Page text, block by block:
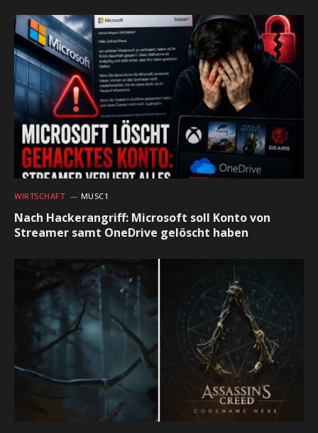
WIRTSCHAFT MUSC1
Nach Hackerangriff: Microsoft soll Konto von
Streamer samt OneDrive gelöscht haben